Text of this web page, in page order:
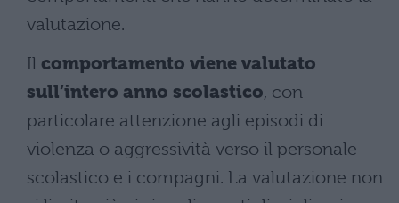
valutazione.
Il comportamento viene valutato
sull’intero anno scolastico, con
particolare attenzione agli episodi di
violenza o aggressività verso il personale
scolastico e i compagni. La valutazione non